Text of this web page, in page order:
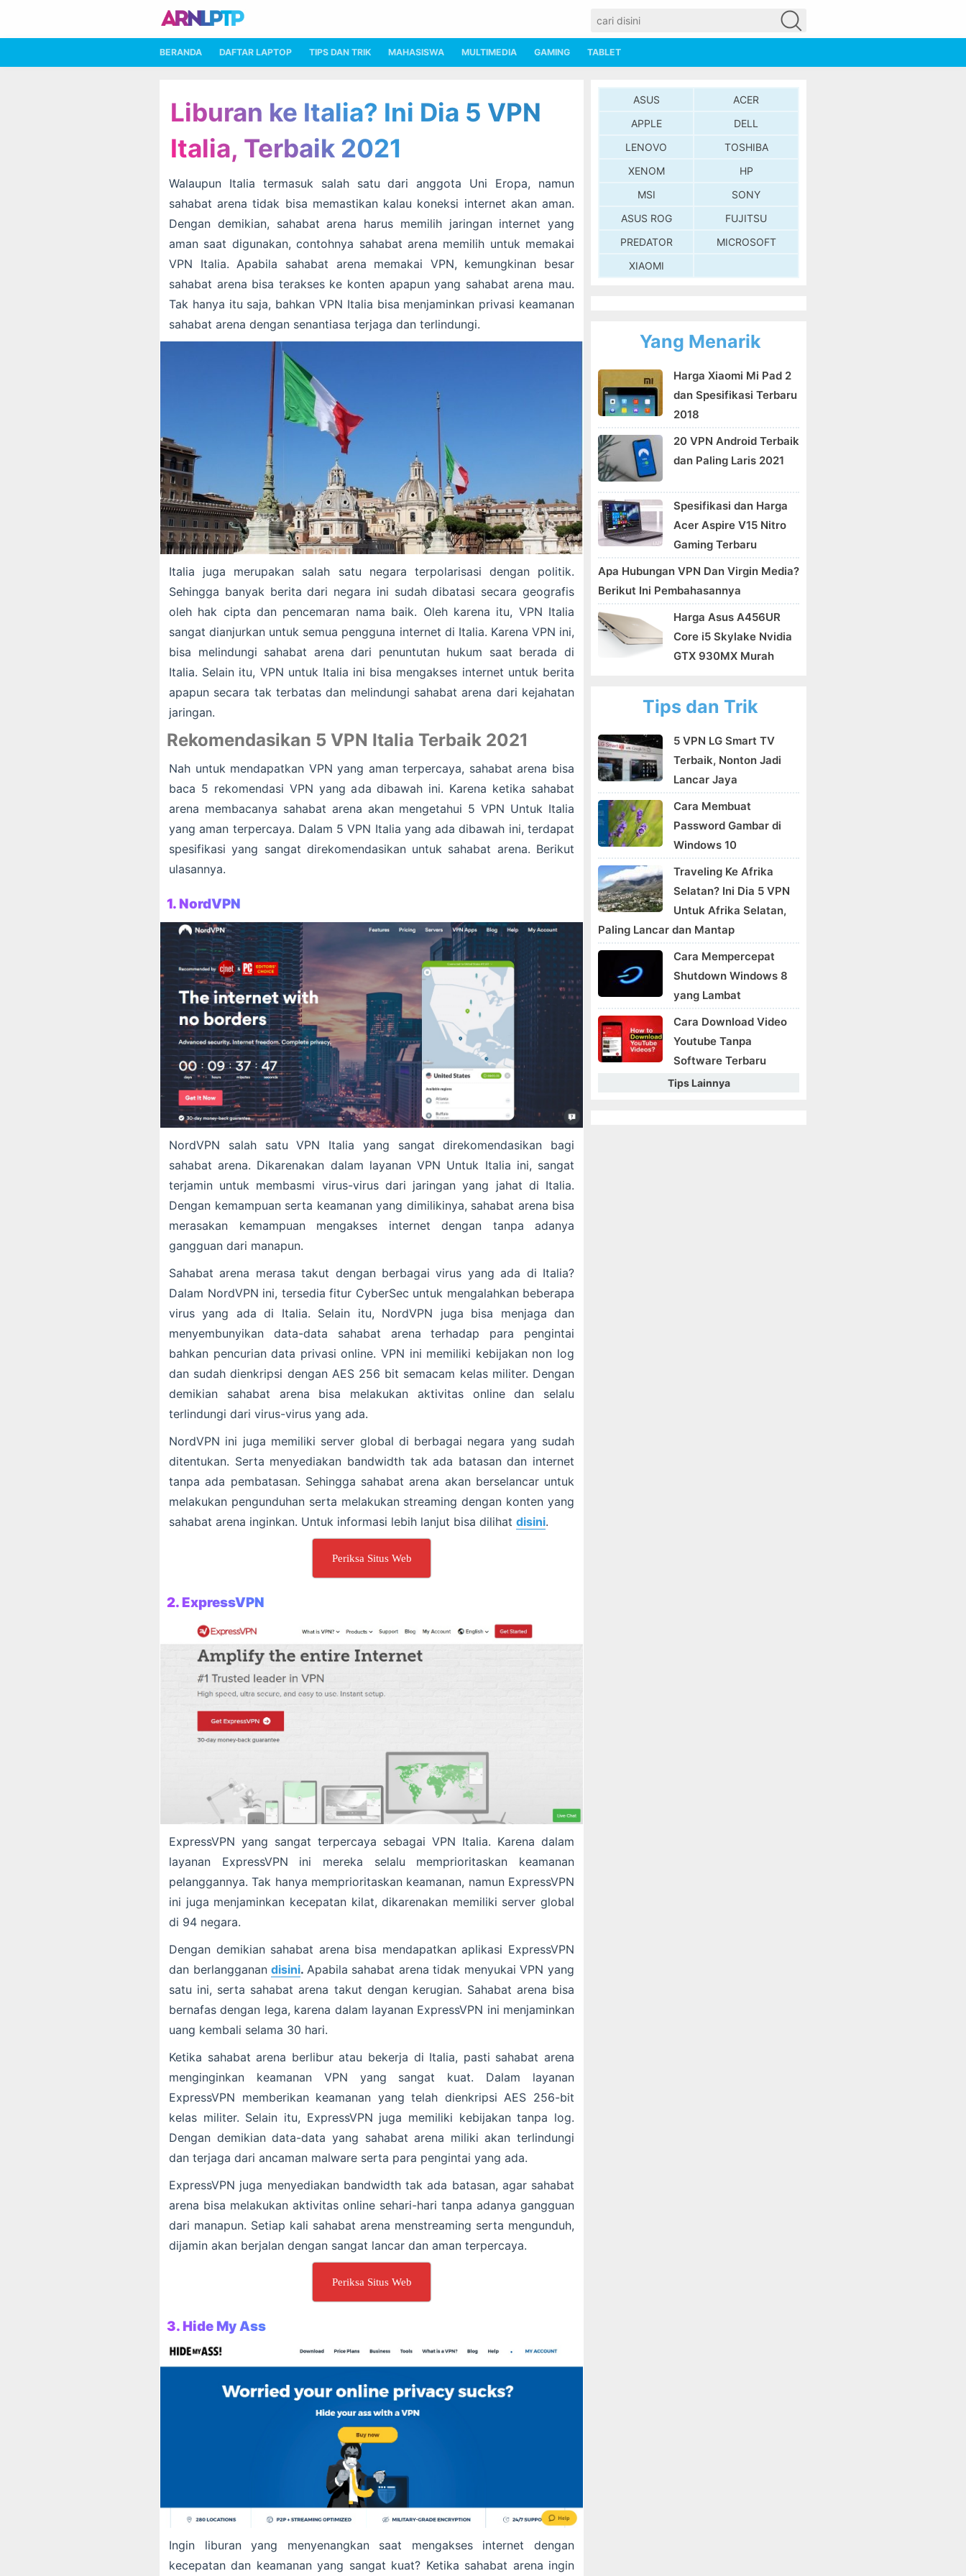
BERANDA DAFTAR LAPTOP TIPS DAN TRIK MAHASISWA MULTIMEDIA GAMING TABLET
Liburan ke Italia? Ini Dia 5 VPN
Italia, Terbaik 2021
Walaupun Italia termasuk salah satu dari anggota Uni Eropa, namun
sahabat arena tidak bisa memastikan kalau koneksi internet akan aman.
Dengan demikian, sahabat arena harus memilih jaringan internet yang
aman saat digunakan, contohnya sahabat arena memilih untuk memakai
VPN Italia. Apabila sahabat arena memakai VPN, kemungkinan besar
sahabat arena bisa terakses ke konten apapun yang sahabat arena mau.
Tak hanya itu saja, bahkan VPN Italia bisa menjaminkan privasi keamanan
sahabat arena dengan senantiasa terjaga dan terlindungi.
Italia juga merupakan salah satu negara terpolarisasi dengan politik.
Sehingga banyak berita dari negara ini sudah dibatasi secara geografis
oleh hak cipta dan pencemaran nama baik. Oleh karena itu, VPN Italia
sangat dianjurkan untuk semua pengguna internet di Italia. Karena VPN ini,
bisa melindungi sahabat arena dari penuntutan hukum saat berada di
Italia. Selain itu, VPN untuk Italia ini bisa mengakses internet untuk berita
apapun secara tak terbatas dan melindungi sahabat arena dari kejahatan
jaringan.
Rekomendasikan 5 VPN Italia Terbaik 2021
Nah untuk mendapatkan VPN yang aman terpercaya, sahabat arena bisa
baca 5 rekomendasi VPN yang ada dibawah ini. Karena ketika sahabat
arena membacanya sahabat arena akan mengetahui 5 VPN Untuk Italia
yang aman terpercaya. Dalam 5 VPN Italia yang ada dibawah ini, terdapat
spesifikasi yang sangat direkomendasikan untuk sahabat arena. Berikut
ulasannya.
1. NordVPN
NordVPN salah satu VPN Italia yang sangat direkomendasikan bagi
sahabat arena. Dikarenakan dalam layanan VPN Untuk Italia ini, sangat
terjamin untuk membasmi virus-virus dari jaringan yang jahat di Italia.
Dengan kemampuan serta keamanan yang dimilikinya, sahabat arena bisa
merasakan kemampuan mengakses internet dengan tanpa adanya
gangguan dari manapun.
Sahabat arena merasa takut dengan berbagai virus yang ada di Italia?
Dalam NordVPN ini, tersedia fitur CyberSec untuk mengalahkan beberapa
virus yang ada di Italia. Selain itu, NordVPN juga bisa menjaga dan
menyembunyikan data-data sahabat arena terhadap para pengintai
bahkan pencurian data privasi online. VPN ini memiliki kebijakan non log
dan sudah dienkripsi dengan AES 256 bit semacam kelas militer. Dengan
demikian sahabat arena bisa melakukan aktivitas online dan selalu
terlindungi dari virus-virus yang ada.
NordVPN ini juga memiliki server global di berbagai negara yang sudah
ditentukan. Serta menyediakan bandwidth tak ada batasan dan internet
tanpa ada pembatasan. Sehingga sahabat arena akan berselancar untuk
melakukan pengunduhan serta melakukan streaming dengan konten yang
sahabat arena inginkan. Untuk informasi lebih lanjut bisa dilihat disini.
Periksa Situs Web
2. ExpressVPN
ExpressVPN yang sangat terpercaya sebagai VPN Italia. Karena dalam
layanan ExpressVPN ini mereka selalu memprioritaskan keamanan
pelanggannya. Tak hanya memprioritaskan keamanan, namun ExpressVPN
ini juga menjaminkan kecepatan kilat, dikarenakan memiliki server global
di 94 negara.
Dengan demikian sahabat arena bisa mendapatkan aplikasi ExpressVPN
dan berlangganandisini. Apabila sahabat arena tidak menyukai VPN yang
satu ini, serta sahabat arena takut dengan kerugian. Sahabat arena bisa
bernafas dengan lega, karena dalam layanan ExpressVPN ini menjaminkan
uang kembali selama 30 hari.
Ketika sahabat arena berlibur atau bekerja di Italia, pasti sahabat arena
menginginkan keamanan VPN yang sangat kuat. Dalam layanan
ExpressVPN memberikan keamanan yang telah dienkripsi AES 256-bit
kelas militer. Selain itu, ExpressVPN juga memiliki kebijakan tanpa log.
Dengan demikian data-data yang sahabat arena miliki akan terlindungi
dan terjaga dari ancaman malware serta para pengintai yang ada.
ExpressVPN juga menyediakan bandwidth tak ada batasan, agar sahabat
arena bisa melakukan aktivitas online sehari-hari tanpa adanya gangguan
dari manapun. Setiap kali sahabat arena menstreaming serta mengunduh,
dijamin akan berjalan dengan sangat lancar dan aman terpercaya.
Periksa Situs Web
3. Hide My Ass
Ingin liburan yang menyenangkan saat mengakses internet dengan
kecepatan dan keamanan yang sangat kuat? Ketika sahabat arena ingin
ASUS
ACER
APPLE
DELL
LENOVO
TOSHIBA
XENOM
HP
MSI
SONY
ASUS ROG
FUJITSU
PREDATOR
MICROSOFT
XIAOMI
Yang Menarik
Harga Xiaomi Mi Pad 2
dan Spesifikasi Terbaru
2018
20 VPN Android Terbaik
dan Paling Laris 2021
Spesifikasi dan Harga
Acer Aspire V15 Nitro
Gaming Terbaru
Apa Hubungan VPN Dan Virgin Media?
Berikut Ini Pembahasannya
Harga Asus A456UR
Core i5 Skylake Nvidia
GTX 930MX Murah
Tips dan Trik
5 VPN LG Smart TV
Terbaik, Nonton Jadi
Lancar Jaya
Cara Membuat
Password Gambar di
Windows 10
Traveling Ke Afrika
Selatan? Ini Dia 5 VPN
Untuk Afrika Selatan,
Paling Lancar dan Mantap
Cara Mempercepat
Shutdown Windows 8
yang Lambat
Cara Download Video
Youtube Tanpa
Software Terbaru
Tips Lainnya